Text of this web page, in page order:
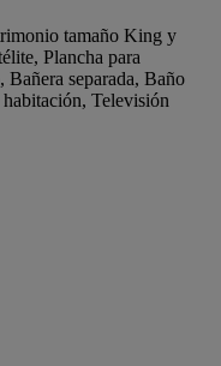
tamaño King y
Plancha para
separada, Baño
Televisión